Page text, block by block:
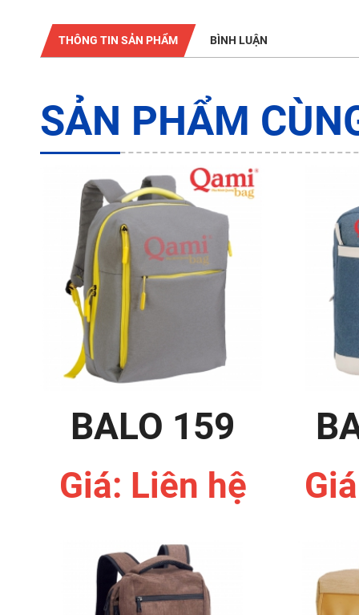
THÔNG TIN SẢN PHẨM BÌNH LUẬN
SẢN PHẨM
BALO 159
Giá: Liên hệ